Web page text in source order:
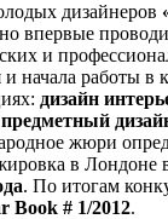
дизайнеров
впервые
и
начала работы в
дизайн
жюри
в
. По итогам
Book # 1/2012.